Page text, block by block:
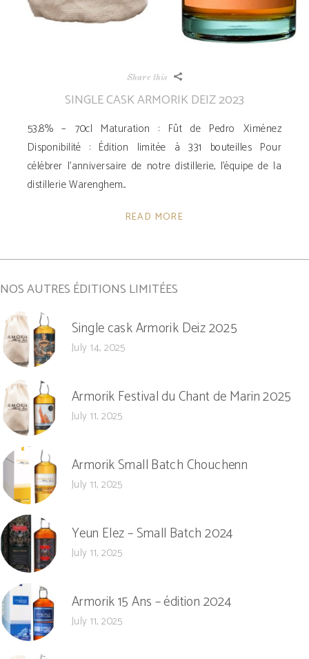
Share this
SINGLE CASK ARMORIK DEIZ 2023
53,8% – 70cl Maturation : Fût de Pedro Ximénez
Disponibilité ­: Édition limitée à 331 bouteilles Pour
célébrer l’anniversaire de notre distillerie, l’équipe de la
distillerie Warenghem
READ MORE
NOS AUTRES ÉDITIONS LIMITÉES
Single cask Armorik Deiz 2025
July 14, 2025
Armorik Festival du Chant de Marin 2025
July 11, 2025
Armorik Small Batch Chouchenn
July 11, 2025
Yeun Elez – Small Batch 2024
July 11, 2025
Armorik 15 Ans – édition 2024
July 11, 2025